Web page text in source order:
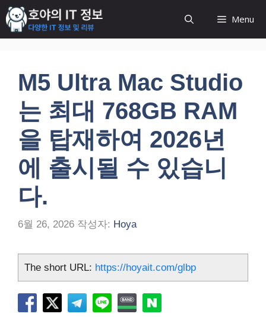
컨
텐
츠
Menu
M5 Ultra Mac Studio
는 최대 768GB RAM
을 탑재하여 2026년
에 출시될 수 있습니
다.
6월 26, 2026 작성자: Hoya
The short URL: https://hoyait.com/glbp